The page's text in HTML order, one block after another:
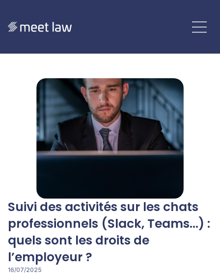
Suivi des activités sur les chats
professionnels (Slack, Teams...) :
quels sont les droits de
l’employeur ?
16/07/2025